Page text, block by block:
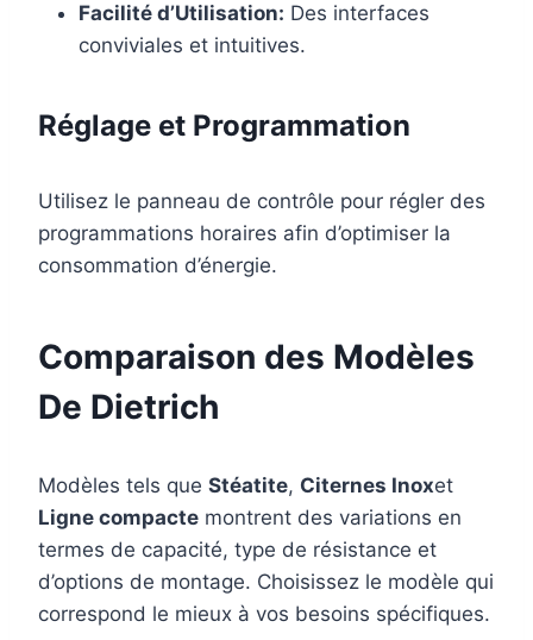
Facilité d’Utilisation: Des interfaces
conviviales et intuitives.
Réglage et Programmation
Utilisez le panneau de contrôle pour régler des
programmations horaires afin d’optimiser la
consommation d’énergie.
Comparaison des Modèles
De Dietrich
Modèles tels que Stéatite, Citernes Inoxet
Ligne compacte montrent des variations en
termes de capacité, type de résistance et
d’options de montage. Choisissez le modèle qui
correspond le mieux à vos besoins spécifiques.